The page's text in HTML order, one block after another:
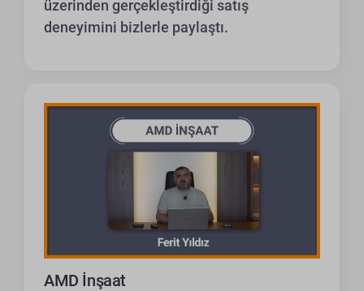
üzerinden gerçekleştirdiği satış
deneyimini bizlerle paylaştı.
AMD İnşaat